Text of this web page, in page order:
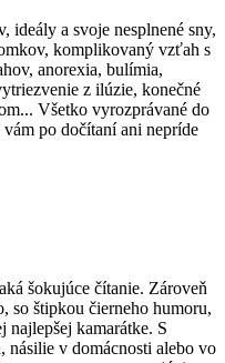
ideály a svoje nesplnené sny,
komplikovaný vzťah s
anorexia, bulímia,
z ilúzie, konečné
Všetko vyrozprávané do
po dočítaní ani nepríde
šokujúce čítanie. Zároveň
so štipkou čierneho humoru,
najlepšej kamarátke. S
násilie v domácnosti alebo vo